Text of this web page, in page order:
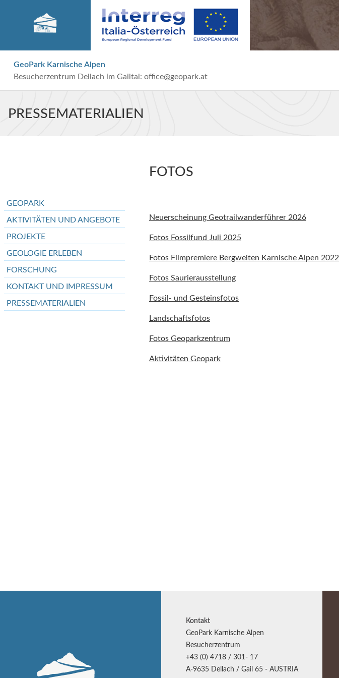
GeoPark Karnische Alpen
Besucherzentrum Dellach im Gailtal: office@geopark.at
PRESSEMATERIALIEN
GEOPARK
AKTIVITÄTEN UND ANGEBOTE
PROJEKTE
GEOLOGIE ERLEBEN
FORSCHUNG
KONTAKT UND IMPRESSUM
PRESSEMATERIALIEN
FOTOS
Neuerscheinung Geotrailwanderführer 2026
Fotos Fossilfund Juli 2025
Fotos Filmpremiere Bergwelten Karnische Alpen 2022
Fotos Saurierausstellung
Fossil- und Gesteinsfotos
Landschaftsfotos
Fotos Geoparkzentrum
Aktivitäten Geopark
Kontakt
GeoPark Karnische Alpen
Besucherzentrum
+43 (0) 4718 / 301- 17
A-9635 Dellach / Gail 65 - AUSTRIA